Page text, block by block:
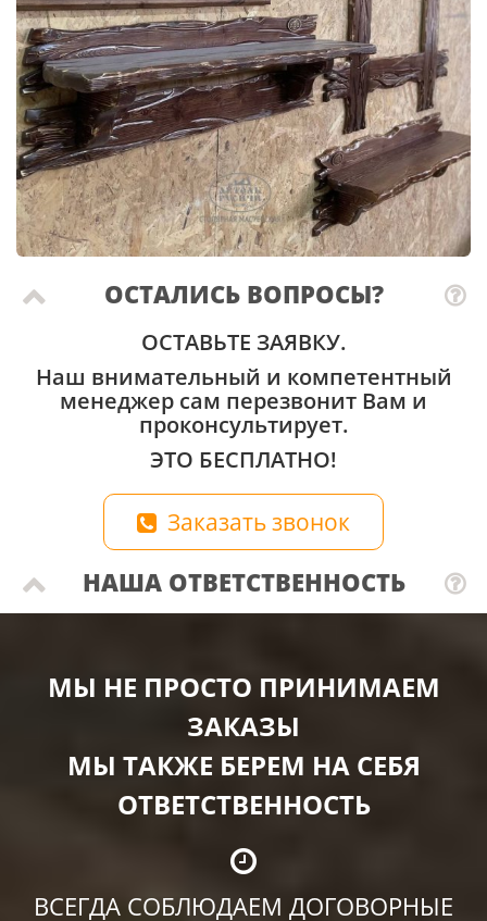
ОСТАЛИСЬ ВОПРОСЫ?
ОСТАВЬТЕ ЗАЯВКУ.
Наш внимательный и компетентный
менеджер сам перезвонит Вам и
проконсультирует.
ЭТО БЕСПЛАТНО!
Заказать звонок
НАША ОТВЕТСТВЕННОСТЬ
МЫ НЕ ПРОСТО ПРИНИМАЕМ
ЗАКАЗЫ
МЫ ТАКЖЕ БЕРЕМ НА СЕБЯ
ОТВЕТСТВЕННОСТЬ
ВСЕГДА СОБЛЮДАЕМ ДОГОВОРНЫЕ